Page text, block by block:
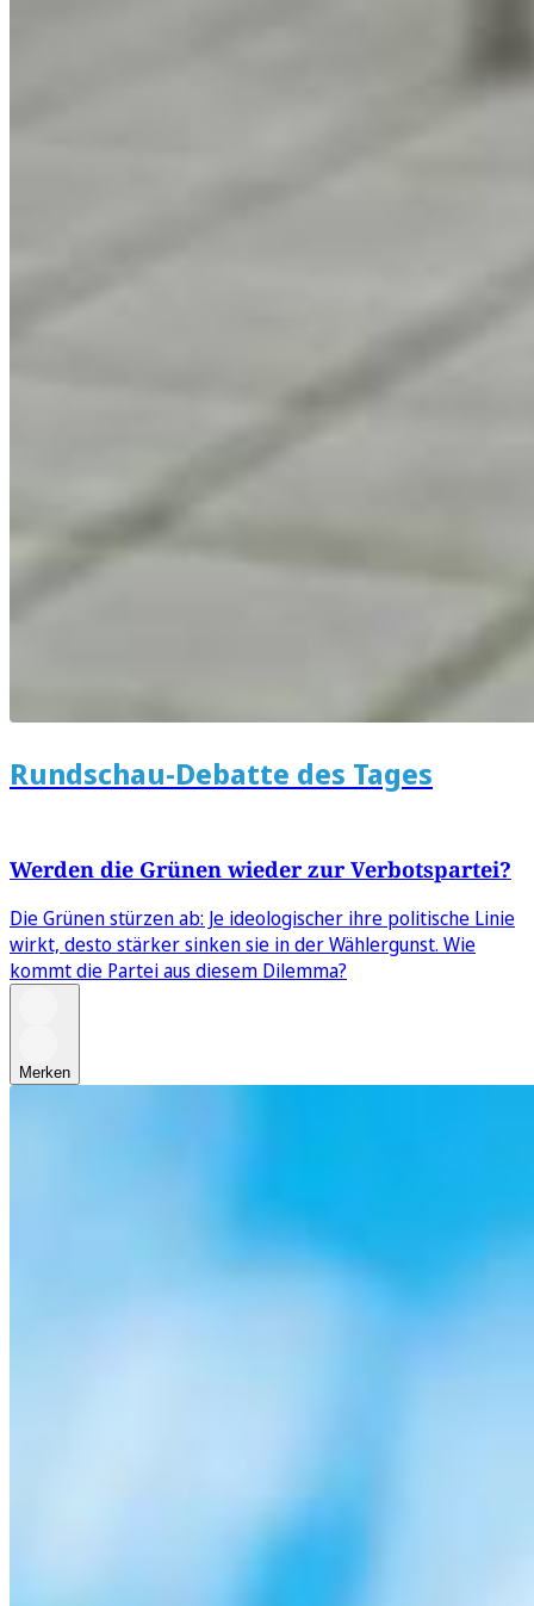
Rundschau-Debatte des Tages
Werden die Grünen wieder zur Verbotspartei?
Die Grünen stürzen ab: Je ideologischer ihre politische Linie
wirkt, desto stärker sinken sie in der Wählergunst. Wie
kommt die Partei aus diesem Dilemma?
Merken